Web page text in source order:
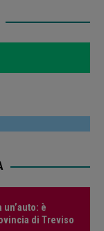
è
di Treviso